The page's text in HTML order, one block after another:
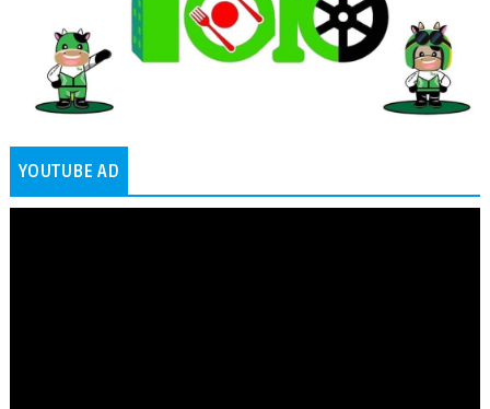
YOUTUBE AD